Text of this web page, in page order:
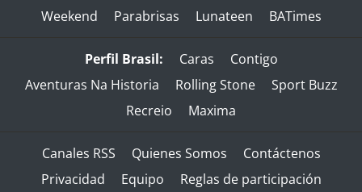
Weekend
Parabrisas Lunateen BATimes
Perfil Brasil: Caras
Contigo
Aventuras Na Historia
Rolling Stone
Sport Buzz
Recreio
Maxima
Canales RSS Quienes Somos
Contáctenos
Privacidad
Equipo Reglas de participación